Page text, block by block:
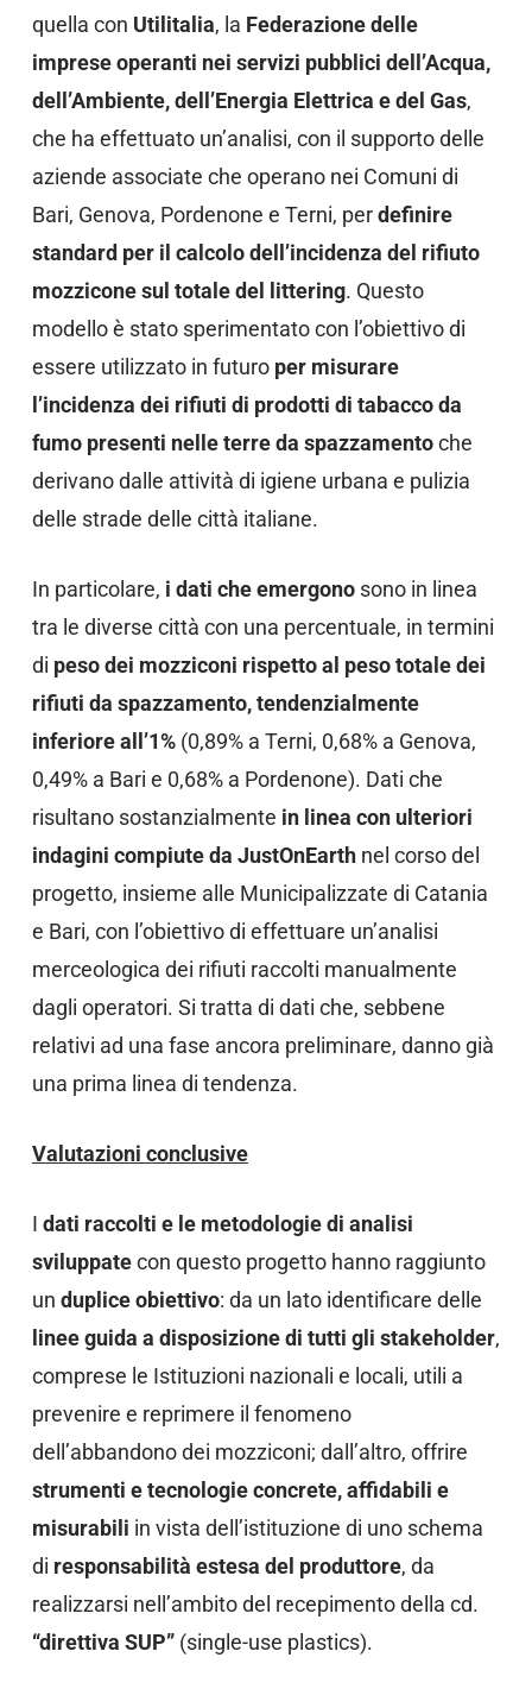
quella con Utilitalia, la Federazione delle
imprese operanti nei servizi pubblici dell’Acqua,
dell’Ambiente, dell’Energia Elettrica e del Gas,
che ha effettuato un’analisi, con il supporto delle
aziende associate che operano nei Comuni di
Bari, Genova, Pordenone e Terni, perdefinire
standard per il calcolo dell’incidenza del rifiuto
mozzicone sul totale del littering. Questo
modello è stato sperimentato con l’obiettivo di
essere utilizzato in futuro per misurare
l’incidenza dei rifiuti di prodotti di tabacco da
fumo presenti nelle terre da spazzamentoche
derivano dalle attività di igiene urbana e pulizia
delle strade delle città italiane.
In particolare, i dati che emergonosono in linea
tra le diverse città con una percentuale, in termini
di peso dei mozziconi rispetto al peso totale dei
rifiuti da spazzamento, tendenzialmente
inferiore all’1%(0,89% a Terni, 0,68% a Genova,
0,49% a Bari e 0,68% a Pordenone). Dati che
risultano sostanzialmente in linea con ulteriori
indagini compiute da JustOnEarthnel corso del
progetto, insieme alle Municipalizzate di Catania
e Bari, con l’obiettivo di effettuare un’analisi
merceologica dei rifiuti raccolti manualmente
dagli operatori. Si tratta di dati che, sebbene
relativi ad una fase ancora preliminare, danno già
una prima linea di tendenza.
Valutazioni conclusive
I dati raccolti e le metodologie di analisi
sviluppatecon questo progetto hanno raggiunto
un duplice obiettivo: da un lato identificare delle
linee guida a disposizione di tutti gli stakeholder,
comprese le Istituzioni nazionali e locali, utili a
prevenire e reprimere il fenomeno
dell’abbandono dei mozziconi; dall’altro, offrire
strumenti e tecnologie concrete, affidabili e
misurabili in vista dell’istituzione di uno schema
di responsabilità estesa del produttore, da
realizzarsi nell’ambito del recepimento della cd.
“direttiva SUP” (single-use plastics).